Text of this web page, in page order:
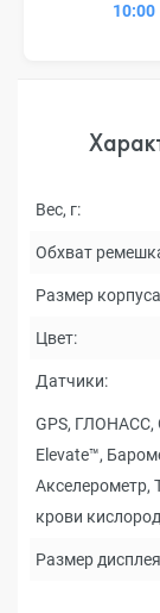
10:00
Вес, г:
Обхват
Размер
Цвет:
Датчики:
GPS, ГЛОНАСС,
Elevate™,
Акселерометр,
крови
Размер